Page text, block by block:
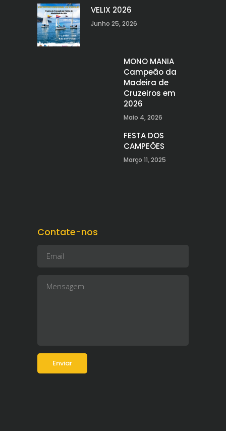
VELIX 2026
Junho 25, 2026
MONO MANIA
Campeão da
Madeira de
Cruzeiros em
2026
Maio 4, 2026
FESTA DOS
CAMPEÕES
Março 11, 2025
Contate-nos